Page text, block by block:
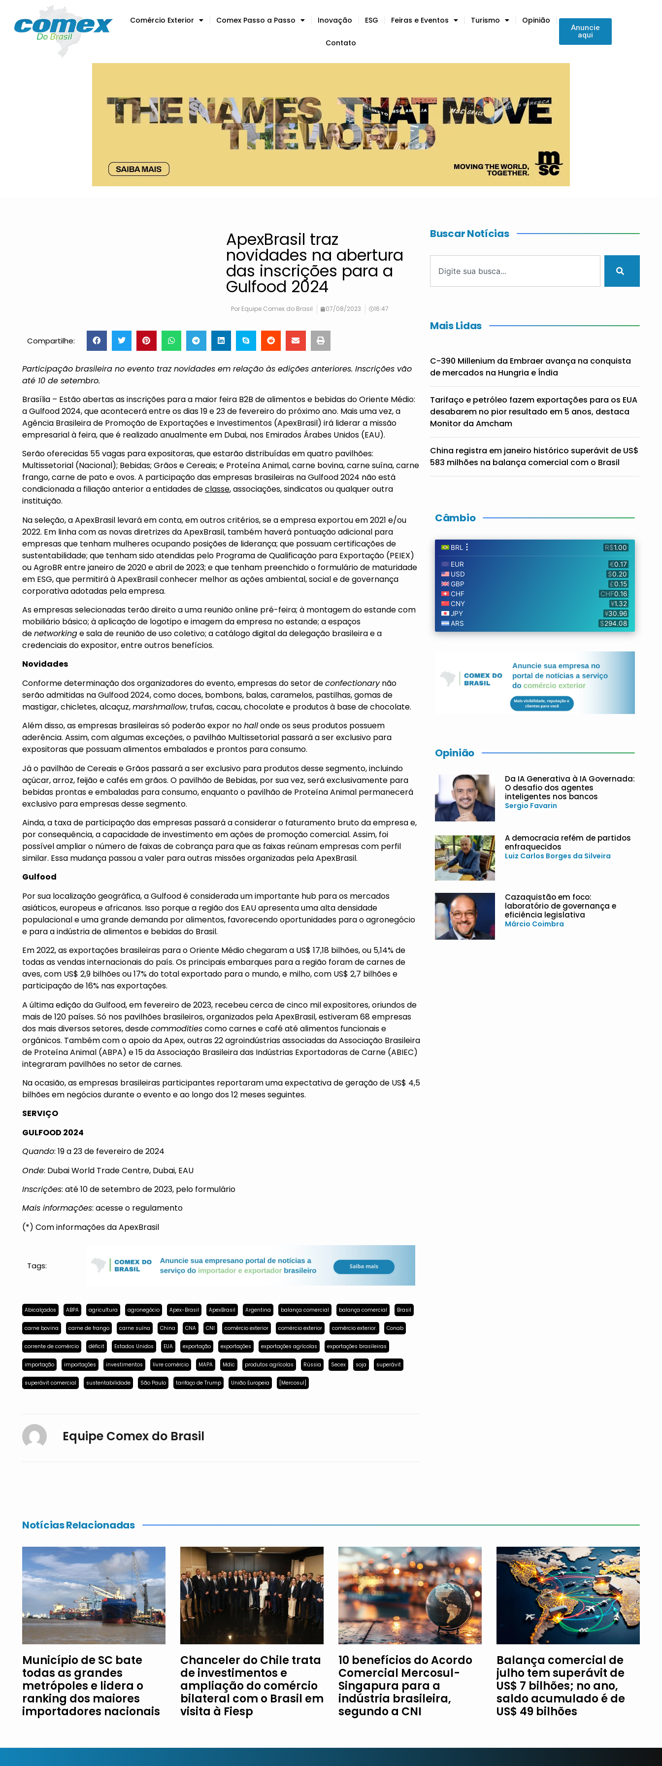
Comércio Exterior Comex Passo a Passo Inovação ESG Feiras e Eventos Turismo Opinião
Contato
Anuncie
aqui
ApexBrasil traz
novidades na abertura
das inscrições para a
Gulfood 2024
Por Equipe Comex do Brasil 07/08/2023 16:47
Compartilhe:
Participação brasileira no evento traz novidades em relação às edições anteriores. Inscrições vão
até 10 de setembro.
Brasília – Estão abertas as inscrições para a maior feira B2B de alimentos e bebidas do Oriente Médio:
a Gulfood 2024, que acontecerá entre os dias 19 e 23 de fevereiro do próximo ano. Mais uma vez, a
Agência Brasileira de Promoção de Exportações e Investimentos (ApexBrasil) irá liderar a missão
empresarial à feira, que é realizado anualmente em Dubai, nos Emirados Árabes Unidos (EAU).
Serão oferecidas 55 vagas para expositoras, que estarão distribuídas em quatro pavilhões:
Multissetorial (Nacional); Bebidas; Grãos e Cereais; e Proteína Animal, carne bovina, carne suína, carne
frango, carne de pato e ovos. A participação das empresas brasileiras na Gulfood 2024 não está
condicionada a filiação anterior a entidades declasse, associações, sindicatos ou qualquer outra
instituição.
Na seleção, a ApexBrasil levará em conta, em outros critérios, se a empresa exportou em 2021 e/ou
2022. Em linha com as novas diretrizes da ApexBrasil, também haverá pontuação adicional para
empresas que tenham mulheres ocupando posições de liderança; que possuam certificações de
sustentabilidade; que tenham sido atendidas pelo Programa de Qualificação para Exportação (PEIEX)
ou AgroBR entre janeiro de 2020 e abril de 2023; e que tenham preenchido o formulário de maturidade
em ESG, que permitirá à ApexBrasil conhecer melhor as ações ambiental, social e de governança
corporativa adotadas pela empresa.
As empresas selecionadas terão direito a uma reunião online pré-feira; à montagem do estande com
mobiliário básico; à aplicação de logotipo e imagem da empresa no estande; a espaços
denetworkinge sala de reunião de uso coletivo; a catálogo digital da delegação brasileira e a
credenciais do expositor, entre outros benefícios.
Novidades
Conforme determinação dos organizadores do evento, empresas do setor deconfectionarynão
serão admitidas na Gulfood 2024, como doces, bombons, balas, caramelos, pastilhas, gomas de
mastigar, chicletes, alcaçuz,marshmallow, trufas, cacau, chocolate e produtos à base de chocolate.
Além disso, as empresas brasileiras só poderão expor nohallonde os seus produtos possuem
aderência. Assim, com algumas exceções, o pavilhão Multissetorial passará a ser exclusivo para
expositoras que possuam alimentos embalados e prontos para consumo.
Já o pavilhão de Cereais e Grãos passará a ser exclusivo para produtos desse segmento, incluindo
açúcar, arroz, feijão e cafés em grãos. O pavilhão de Bebidas, por sua vez, será exclusivamente para
bebidas prontas e embaladas para consumo, enquanto o pavilhão de Proteína Animal permanecerá
exclusivo para empresas desse segmento.
Ainda, a taxa de participação das empresas passará a considerar o faturamento bruto da empresa e,
por consequência, a capacidade de investimento em ações de promoção comercial. Assim, foi
possível ampliar o número de faixas de cobrança para que as faixas reúnam empresas com perfil
similar. Essa mudança passou a valer para outras missões organizadas pela ApexBrasil.
Gulfood
Por sua localização geográfica, a Gulfood é considerada um importante hub para os mercados
asiáticos, europeus e africanos. Isso porque a região dos EAU apresenta uma alta densidade
populacional e uma grande demanda por alimentos, favorecendo oportunidades para o agronegócio
e para a indústria de alimentos e bebidas do Brasil.
Em 2022, as exportações brasileiras para o Oriente Médio chegaram a US$ 17,18 bilhões, ou 5,14% de
todas as vendas internacionais do país. Os principais embarques para a região foram de carnes de
aves, com US$ 2,9 bilhões ou 17% do total exportado para o mundo, e milho, com US$ 2,7 bilhões e
participação de 16% nas exportações.
A última edição da Gulfood, em fevereiro de 2023, recebeu cerca de cinco mil expositores, oriundos de
mais de 120 países. Só nos pavilhões brasileiros, organizados pela ApexBrasil, estiveram 68 empresas
dos mais diversos setores, desdecommoditiescomo carnes e café até alimentos funcionais e
orgânicos. Também com o apoio da Apex, outras 22 agroindústrias associadas da Associação Brasileira
de Proteína Animal (ABPA) e 15 da Associação Brasileira das Indústrias Exportadoras de Carne (ABIEC)
integraram pavilhões no setor de carnes.
Na ocasião, as empresas brasileiras participantes reportaram uma expectativa de geração de US$ 4,5
bilhões em negócios durante o evento e ao longo dos 12 meses seguintes.
SERVIÇO
GULFOOD 2024
Quando: 19 a 23 de fevereiro de 2024
Onde: Dubai World Trade Centre, Dubai, EAU
Inscrições: até 10 de setembro de 2023, pelo formulário
Mais informações: acesse o regulamento
(*) Com informações da ApexBrasil
Tags:
Abicalçados ABPA agricultura agronegócio Apex-Brasil ApexBrasil Argentina balança comercial balança comercial Brasil
carne bovina carne de frango carne suína China CNA CNI comércio exterior comércio exterior comércio exterior. Conab
corrente de comércio déficit Estados Unidos EUA exportação exportações exportações agrícolas exportações brasileiras
importação importações investimentos livre comércio MAPA Mdic produtos agrícolas Rússia Secex soja superávit
superávit comercial sustentabilidade São Paulo tarifaço de Trump União Europeia [Mercosul]
Equipe Comex do Brasil
Buscar Notícias
Mais Lidas
C-390 Millenium da Embraer avança na conquista
de mercados na Hungria e Índia
Tarifaço e petróleo fazem exportações para os EUA
desabarem no pior resultado em 5 anos, destaca
Monitor da Amcham
China registra em janeiro histórico superávit de US$
583 milhões na balança comercial com o Brasil
Câmbio
Opinião
Da IA Generativa à IA Governada:
O desafio dos agentes
inteligentes nos bancos
Sergio Favarin
A democracia refém de partidos
enfraquecidos
Luiz Carlos Borges da Silveira
Cazaquistão em foco:
laboratório de governança e
eficiência legislativa
Márcio Coimbra
Notícias Relacionadas
Município de SC bate
todas as grandes
metrópoles e lidera o
ranking dos maiores
importadores nacionais
Chanceler do Chile trata
de investimentos e
ampliação do comércio
bilateral com o Brasil em
visita à Fiesp
10 benefícios do Acordo
Comercial Mercosul-
Singapura para a
indústria brasileira,
segundo a CNI
Balança comercial de
julho tem superávit de
US$ 7 bilhões; no ano,
saldo acumulado é de
US$ 49 bilhões